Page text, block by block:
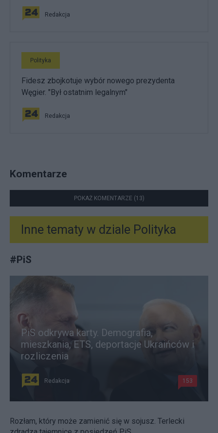
Redakcja
Polityka
Fidesz zbojkotuje wybór nowego prezydenta
Węgier. "Był ostatnim legalnym"
Redakcja
Komentarze
POKAŻ KOMENTARZE (13)
Inne tematy w dziale Polityka
#PiS
PiS odkrywa karty. Demografia,
mieszkania, ETS, deportacje Ukraińców i
rozliczenia
Redakcja 153
Rozłam, który może zamienić się w sojusz. Terlecki